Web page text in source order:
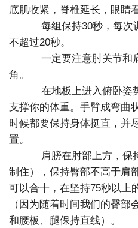
底肌收紧，脊椎延长，眼睛
每组保持30秒，每次
不超过20秒。
一定要注意肘关节和
角。
在地板上进入俯卧姿
支撑你的体重。手臂成弯曲
时候都要保持身体挺直，并
置。
肩膀在肘部上方，保
制住），保持臀部不高于肩
可以合十，在坚持75秒以上
（因为随着时间我们的臀
和腰板、腿保持直线）。